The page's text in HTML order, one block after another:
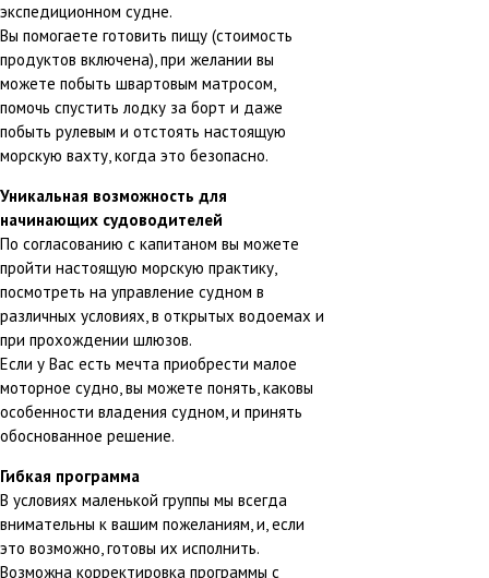
экспедиционном судне.
Вы помогаете готовить пищу (стоимость
продуктов включена), при желании вы
можете побыть швартовым матросом,
помочь спустить лодку за борт и даже
побыть рулевым и отстоять настоящую
морскую вахту, когда это безопасно.
Уникальная возможность для
начинающих судоводителей
По согласованию с капитаном вы можете
пройти настоящую морскую практику,
посмотреть на управление судном в
различных условиях, в открытых водоемах и
при прохождении шлюзов.
Если у Вас есть мечта приобрести малое
моторное судно, вы можете понять, каковы
особенности владения судном, и принять
обоснованное решение.
Гибкая программа
В условиях маленькой группы мы всегда
внимательны к вашим пожеланиям, и, если
это возможно, готовы их исполнить.
Возможна корректировка программы с